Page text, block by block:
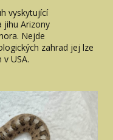
vyskytující
jihu Arizony
Nejde
zahrad jej lze
USA.